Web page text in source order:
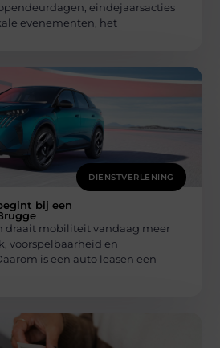
eindejaarsacties
evenementen, het
DIENSTVERLENING
bij een
draait mobiliteit vandaag meer
voorspelbaarheid en
is een auto leasen een